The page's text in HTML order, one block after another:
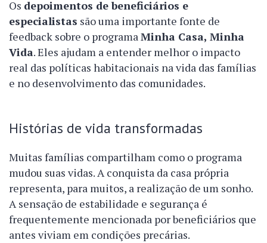
Os depoimentos de beneficiários e
especialistas são uma importante fonte de
feedback sobre o programaMinha Casa, Minha
Vida. Eles ajudam a entender melhor o impacto
real das políticas habitacionais na vida das famílias
e no desenvolvimento das comunidades.
Histórias de vida transformadas
Muitas famílias compartilham como o programa
mudou suas vidas. A conquista da casa própria
representa, para muitos, a realização de um sonho.
A sensação de estabilidade e segurança é
frequentemente mencionada por beneficiários que
antes viviam em condições precárias.